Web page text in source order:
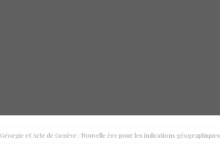
Géorgie et Acte de Genève : Nouvelle ère pour les indications géographiques